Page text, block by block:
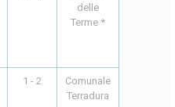
delle
Terme *
1 - 2
Comunale
Terradura